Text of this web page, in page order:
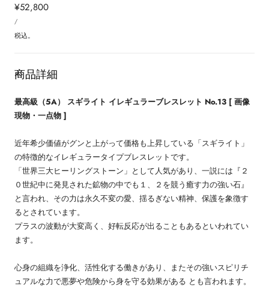
通
常
価
¥52,800
単
価/あ
り
税込。
商品詳細
最高級（5A） スギライト イレギュラーブレスレット No.13 [ 画像
現物・一点物 ]
近年希少価値がグンと上がって価格も上昇している「スギライト」
の特徴的なイレギュラータイプブレスレットです。
「世界三大ヒーリングストーン」として人気があり、一説には『２
０世紀中に発見された鉱物の中でも１、２を競う癒す力の強い石』
と言われ、その力は永久不変の愛、揺るぎない精神、保護を象徴す
るとされています。
プラスの波動が大変高く、好転反応が出ることもあるといわれてい
ます。
心身の組織を浄化、活性化する働きがあり、またその強いスピリチ
ュアルな力で悪夢や危険から身を守る効果がある とも言われます。